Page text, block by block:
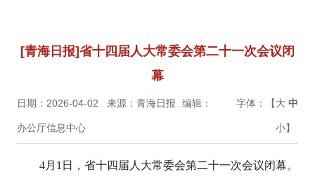
[青海日报]省十四届人大常委会第二十一次会议闭
幕
日期：2026-04-02 来源：青海日报 编辑：
办公厅信息中心
字体：【大 中
小】
4月1日，省十四届人大常委会第二十一次会议闭幕。